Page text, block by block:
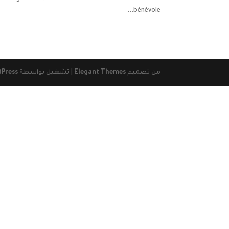
bénévole...
من تصميمElegant Themes | تشغيل بواسطة